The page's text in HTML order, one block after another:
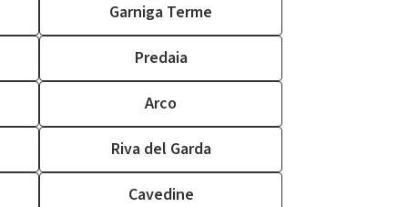
Garniga Terme
Predaia
Arco
Riva del Garda
Cavedine